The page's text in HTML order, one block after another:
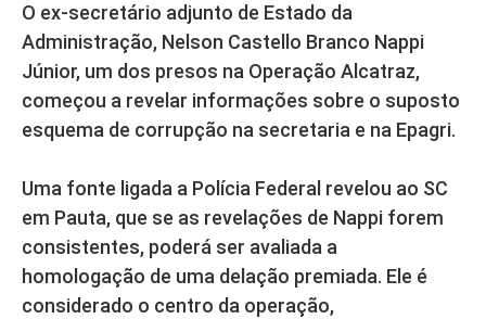
O ex-secretário adjunto de Estado da
Administração, Nelson Castello Branco Nappi
Júnior, um dos presos na Operação Alcatraz,
começou a revelar informações sobre o suposto
esquema de corrupção na secretaria e na Epagri.
Uma fonte ligada a Polícia Federal revelou ao SC
em Pauta, que se as revelações de Nappi forem
consistentes, poderá ser avaliada a
homologação de uma delação premiada. Ele é
considerado o centro da operação,